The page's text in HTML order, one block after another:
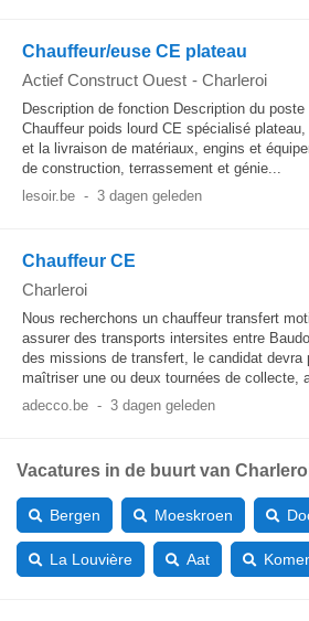
Chauffeur/euse CE plateau
Actief Construct Ouest - Charleroi
Description de fonction Description du
Chauffeur poids lourd CE spécialisé
et la livraison de matériaux, engins et
de construction, terrassement et génie...
lesoir.be - 3 dagen geleden
Chauffeur CE
Charleroi
Nous recherchons un chauffeur transfert
assurer des transports intersites entre
des missions de transfert, le candidat devra
maîtriser une ou deux tournées de collecte,
adecco.be - 3 dagen geleden
Vacatures in de buurt van
Bergen Moeskroen
La Louvière Aat